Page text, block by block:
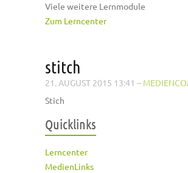
Viele weitere Lernmodule
Zum Lerncenter
stitch
21. AUGUST 2015 13:41 –
Stich
Quicklinks
Lerncenter
MedienLinks